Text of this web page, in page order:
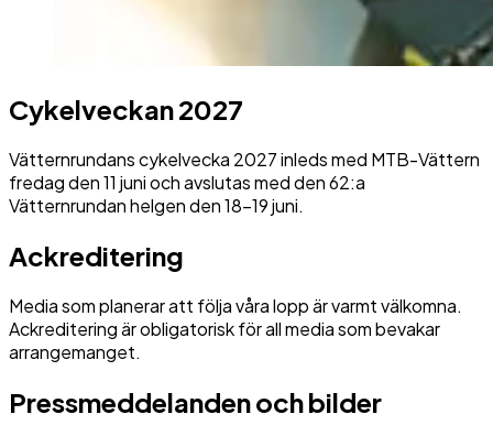
Cykelveckan 2027
Vätternrundans cykelvecka 2027 inleds med MTB-Vättern
fredag den 11 juni och avslutas med den 62:a
Vätternrundan helgen den 18-19 juni.
Ackreditering
Media som planerar att följa våra lopp är varmt välkomna.
Ackreditering är obligatorisk för all media som bevakar
arrangemanget.
Pressmeddelanden och bilder